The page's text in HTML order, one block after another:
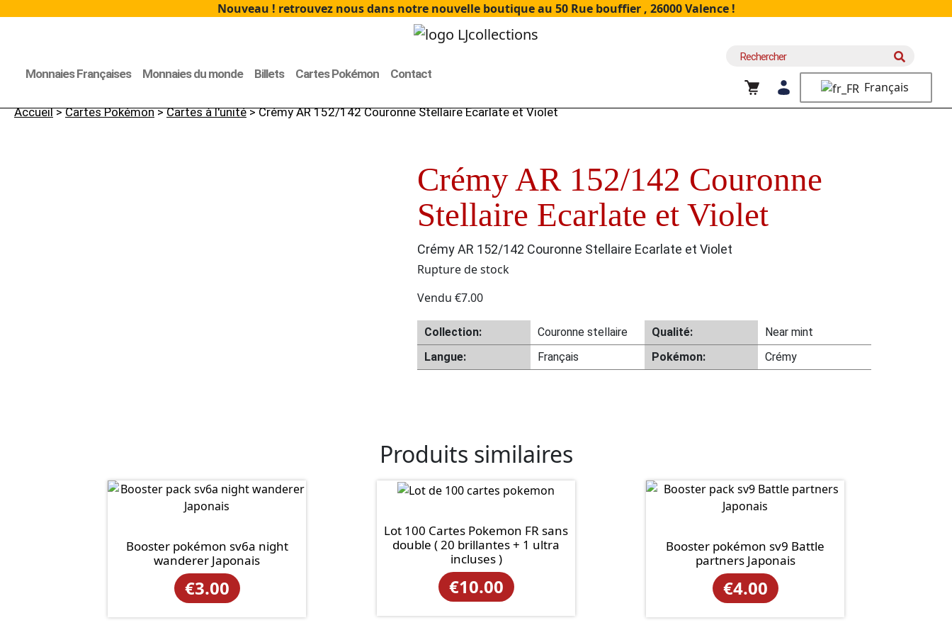
Nouveau ! retrouvez nous dans notre nouvelle boutique au 50 Rue bouffier , 26000 Valence !
Monnaies Françaises Monnaies du monde Billets Cartes Pokémon Contact
Recherche
Français
Accueil>Cartes Pokémon>Cartes à l'unité> Crémy AR 152/142 Couronne Stellaire Ecarlate et Violet
Crémy AR 152/142 Couronne
Stellaire Ecarlate et Violet
Crémy AR 152/142 Couronne Stellaire Ecarlate et Violet
Rupture de stock
Vendu €7.00
Collection: Couronne stellaire Qualité:
Near mint
Langue:
Français Pokémon: Crémy
Produits similaires
Booster pokémon sv6a night
wanderer Japonais
€3.00
Lot 100 Cartes Pokemon FR sans
double ( 20 brillantes + 1 ultra
incluses )
€10.00
Booster pokémon sv9 Battle
partners Japonais
€4.00